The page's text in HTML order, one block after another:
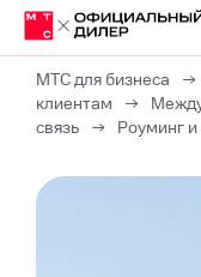
МТС для бизнеса →
клиентам
→
связь
→ Роуминг